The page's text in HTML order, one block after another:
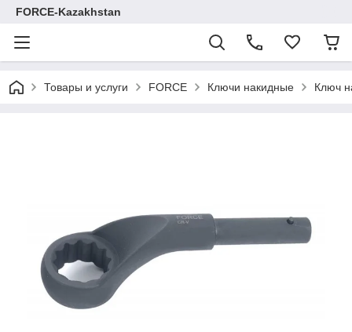
FORCE-Kazakhstan
Товары и услуги FORCE Ключи накидные Ключ